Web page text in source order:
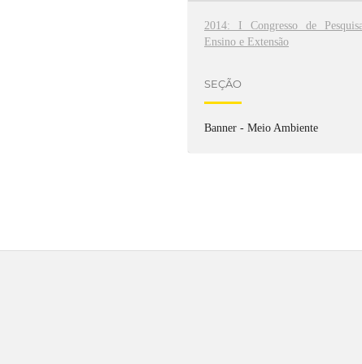
2014: I Congresso de
Ensino e Extensão
SEÇÃO
Banner - Meio Ambiente